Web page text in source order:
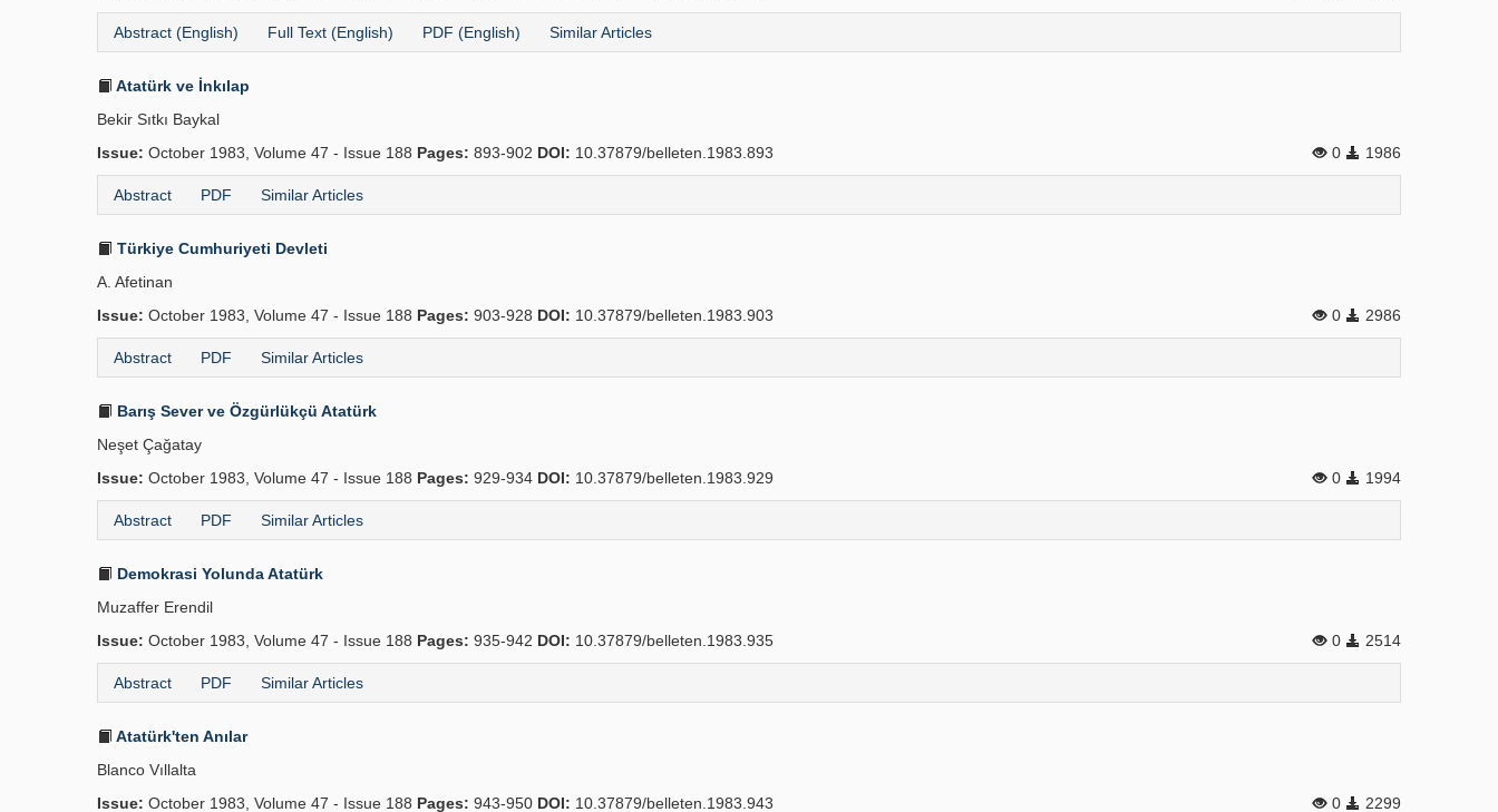
Abstract (English) Full Text (English) PDF (English) Similar Articles
Atatürk ve İnkılap
Bekir Sıtkı Baykal
Issue: October 1983, Volume 47 - Issue 188 Pages: 893-902 DOI: 10.37879/belleten.1983.893 0 1986
Abstract PDF Similar Articles
Türkiye Cumhuriyeti Devleti
A. Afetinan
Issue: October 1983, Volume 47 - Issue 188 Pages: 903-928 DOI: 10.37879/belleten.1983.903 0 2986
Abstract PDF Similar Articles
Barış Sever ve Özgürlükçü Atatürk
Neşet Çağatay
Issue: October 1983, Volume 47 - Issue 188 Pages: 929-934 DOI: 10.37879/belleten.1983.929 0 1994
Abstract PDF Similar Articles
Demokrasi Yolunda Atatürk
Muzaffer Erendil
Issue: October 1983, Volume 47 - Issue 188 Pages: 935-942 DOI: 10.37879/belleten.1983.935 0 2514
Abstract PDF Similar Articles
Atatürk'ten Anılar
Blanco Vıllalta
Issue: October 1983, Volume 47 - Issue 188 Pages: 943-950 DOI: 10.37879/belleten.1983.943 0 2299